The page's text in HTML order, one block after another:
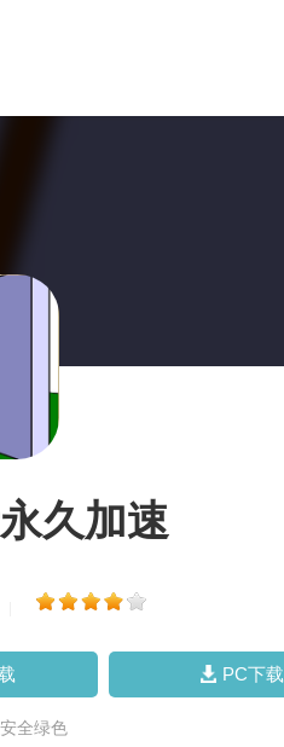
久加速
PC下载
全绿色